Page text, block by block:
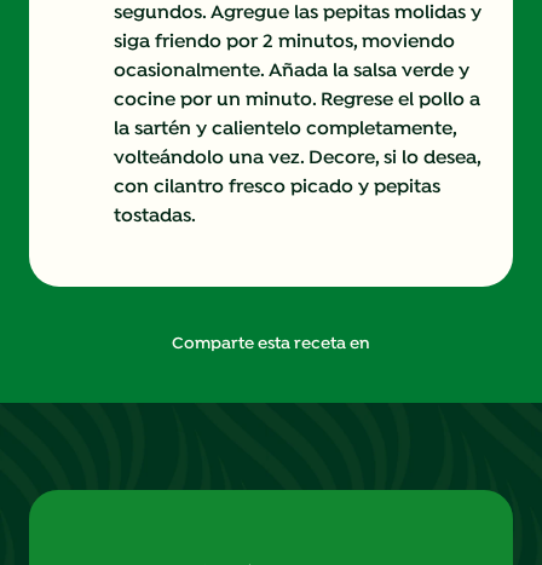
segundos. Agregue las pepitas molidas y
siga friendo por 2 minutos, moviendo
ocasionalmente. Añada la salsa verde y
cocine por un minuto. Regrese el pollo a
la sartén y calientelo completamente,
volteándolo una vez. Decore, si lo desea,
con cilantro fresco picado y pepitas
tostadas.
Comparte esta receta en